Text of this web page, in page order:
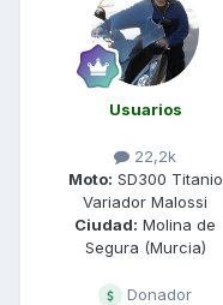
Usuarios
22,2k
Moto: SD300 Titanio
Variador Malossi
Ciudad: Molina de
Segura (Murcia)
Donador